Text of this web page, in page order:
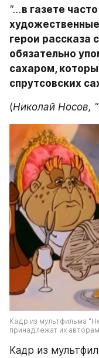
"...в газете
герои рассказа
обязательно
сахаром,
спрутсовских
(Николай Носов,
Кадр из мультфильма
принадлежат их
Кадр из